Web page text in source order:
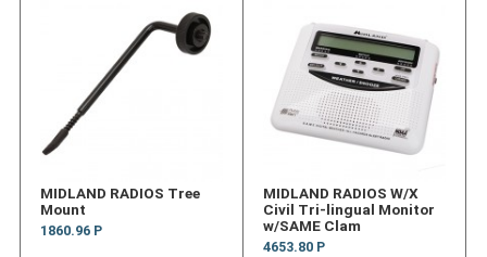
MIDLAND RADIOS Tree
Mount
1860.96 Р
MIDLAND RADIOS W/X
Civil Tri-lingual Monitor
w/SAME Clam
4653.80 Р